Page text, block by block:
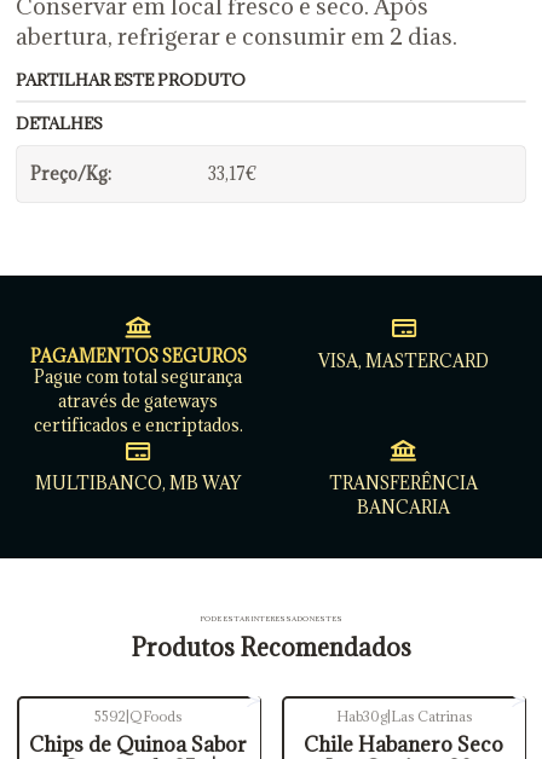
Conservar em local fresco e seco. Após
abertura, refrigerar e consumir em 2 dias.
PARTILHAR ESTE PRODUTO
DETALHES
Preço/Kg: 33,17€
PAGAMENTOS SEGUROS
Pague com total segurança
através de gateways
certificados e encriptados.
VISA, MASTERCARD
MULTIBANCO, MB WAY
TRANSFERÊNCIA
BANCARIA
PODE ESTAR INTERESSADO NESTES
Produtos Recomendados
5592 QFoods
Chips de Quinoa Sabor
Esgotado
Hab30g| Las Catrinas
Chile Habanero Seco